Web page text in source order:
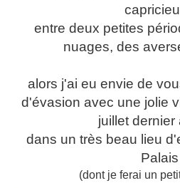
entre deux petites
nuages, des
alors j'ai eu envie de
d'évasion avec une jolie
juillet dernier
dans un très beau lieu
Palais
(dont je ferai un